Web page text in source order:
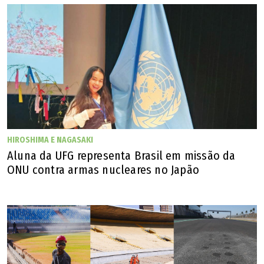
Pilota usando toldo de motocicleta na Avenida Perimetral Norte, em Goiânia
(Arquivo pessoal/Delmar dos Santos)
HIROSHIMA E NAGASAKI
Aluna da UFG representa Brasil em missão da
ONU contra armas nucleares no Japão